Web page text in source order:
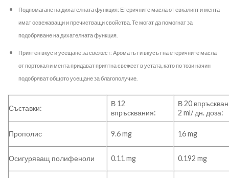
Подпомагане на дихателната функция: Етеричните масла от евкалипт и мента
имат освежаващи и пречистващи свойства. Те могат да помогнат за
подобряване на дихателната функция.
Приятен вкус и усещане за свежест: Ароматът и вкусът на етеричните масла
от портокал и мента придават приятна свежест в устата, като по този начин
подобряват общото усещане за благополучие.
Съставки:
В 12
впръсквания:
В 20
2 ml/ дн. доза:
Прополис 9.6 mg 16 mg
Осигуряващ полифеноли 0.11 mg 0.192 mg